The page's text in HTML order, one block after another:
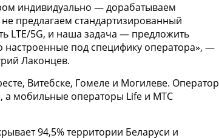
индивидуально — дорабатываем
предлагаем стандартизированный
LTE/5G, и наша задача — предложить
под специфику оператора», —
Лаконцев.
Витебске, Гомеле и Могилеве. Оператор
а мобильные операторы Life и МТС
94,5% территории Беларуси и